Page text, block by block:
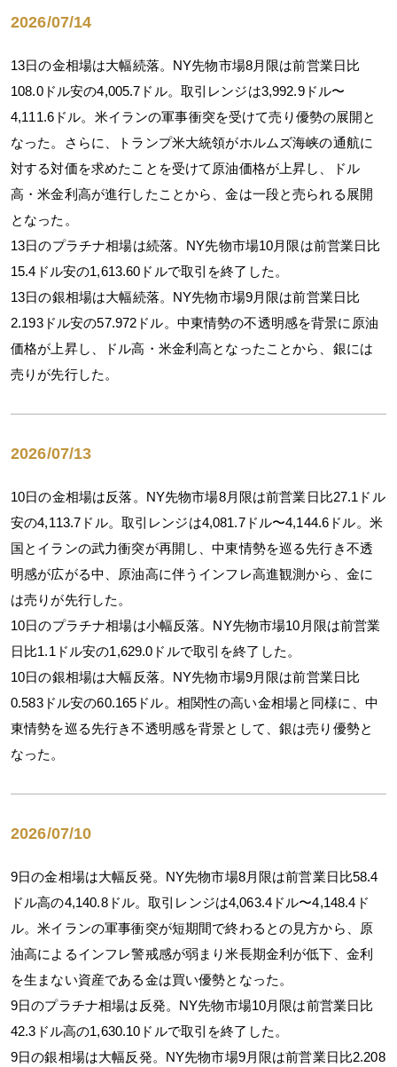
2026/07/14
13日の金相場は大幅続落。NY先物市場8月限は前営業日比
108.0ドル安の4,005.7ドル。取引レンジは3,992.9ドル〜
4,111.6ドル。米イランの軍事衝突を受けて売り優勢の展開と
なった。さらに、トランプ米大統領がホルムズ海峡の通航に
対する対価を求めたことを受けて原油価格が上昇し、ドル
高・米金利高が進行したことから、金は一段と売られる展開
となった。
13日のプラチナ相場は続落。NY先物市場10月限は前営業日比
15.4ドル安の1,613.60ドルで取引を終了した。
13日の銀相場は大幅続落。NY先物市場9月限は前営業日比
2.193ドル安の57.972ドル。中東情勢の不透明感を背景に原油
価格が上昇し、ドル高・米金利高となったことから、銀には
売りが先行した。
2026/07/13
10日の金相場は反落。NY先物市場8月限は前営業日比27.1ドル
安の4,113.7ドル。取引レンジは4,081.7ドル〜4,144.6ドル。米
国とイランの武力衝突が再開し、中東情勢を巡る先行き不透
明感が広がる中、原油高に伴うインフレ高進観測から、金に
は売りが先行した。
10日のプラチナ相場は小幅反落。NY先物市場10月限は前営業
日比1.1ドル安の1,629.0ドルで取引を終了した。
10日の銀相場は大幅反落。NY先物市場9月限は前営業日比
0.583ドル安の60.165ドル。相関性の高い金相場と同様に、中
東情勢を巡る先行き不透明感を背景として、銀は売り優勢と
なった。
2026/07/10
9日の金相場は大幅反発。NY先物市場8月限は前営業日比58.4
ドル高の4,140.8ドル。取引レンジは4,063.4ドル〜4,148.4ド
ル。米イランの軍事衝突が短期間で終わるとの見方から、原
油高によるインフレ警戒感が弱まり米長期金利が低下、金利
を生まない資産である金は買い優勢となった。
9日のプラチナ相場は反発。NY先物市場10月限は前営業日比
42.3ドル高の1,630.10ドルで取引を終了した。
9日の銀相場は大幅反発。NY先物市場9月限は前営業日比2.208